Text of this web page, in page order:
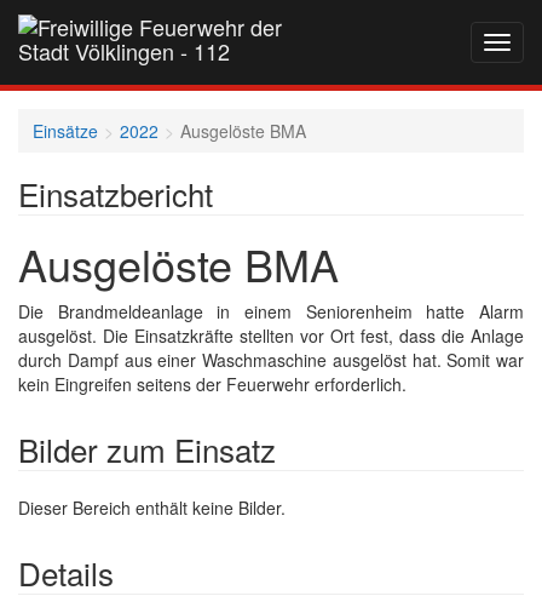
auf-
und
Einsätze 2022 Ausgelöste BMA
Einsatzbericht
Ausgelöste BMA
Die Brandmeldeanlage in einem Seniorenheim hatte Alarm
ausgelöst. Die Einsatzkräfte stellten vor Ort fest, dass die Anlage
durch Dampf aus einer Waschmaschine ausgelöst hat. Somit war
kein Eingreifen seitens der Feuerwehr erforderlich.
Bilder zum Einsatz
Dieser Bereich enthält keine Bilder.
Details